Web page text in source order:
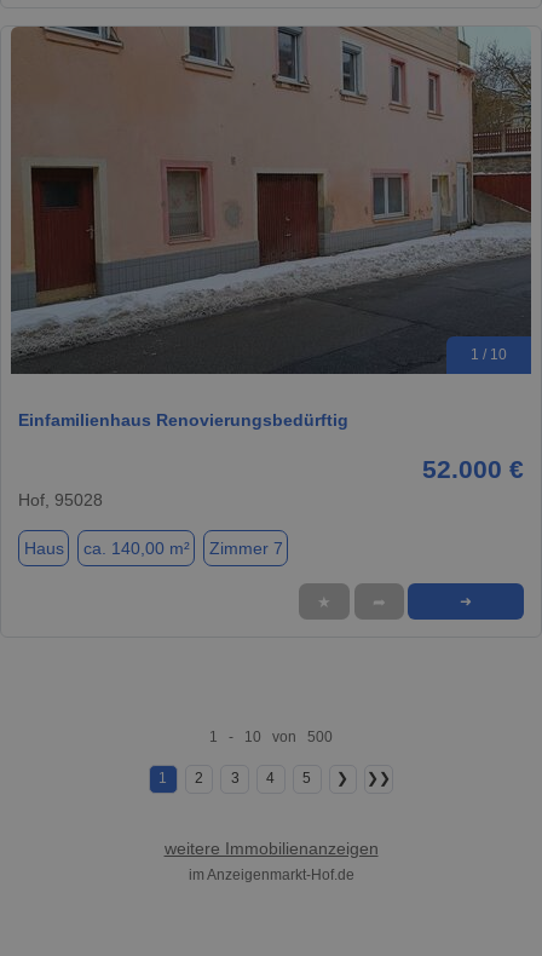
1 / 10
Einfamilienhaus Renovierungsbedürftig
52.000 €
Hof, 95028
Haus ca. 140,00 m² Zimmer 7
★ ➦ ➜
1 - 10 von 500
1 2 3 4 5 ❯ ❯❯
weitere Immobilienanzeigen
im Anzeigenmarkt-Hof.de